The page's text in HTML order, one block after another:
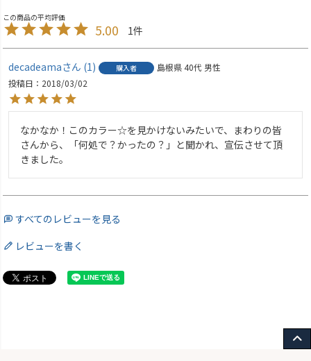
5.00 1
decadeama 1 購入者 島根県40代 男性
投稿日
2018/03/02
なかなか！このカラー☆を見かけないみたいで、まわりの皆
さんから、「何処で？かったの？」と聞かれ、宣伝させて頂
きました。
すべてのレビューを見る
レビューを書く